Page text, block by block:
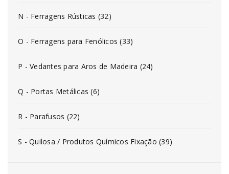
N - Ferragens Rústicas (32)
O - Ferragens para Fenólicos (33)
P - Vedantes para Aros de Madeira (24)
Q - Portas Metálicas (6)
R - Parafusos (22)
S - Quilosa / Produtos Químicos Fixação (39)